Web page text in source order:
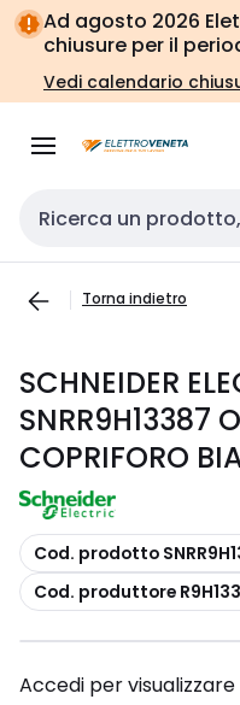
Vai alla
navigazione
Vai
alla
pagina
Ad agosto 2026
chiusure per il
Vedi calendario
Cerca input
Torna indietro
SCHNEIDER
SNRR9H13387
COPRIFORO
copia
Cod. prodotto
copia
Cod. produttore
Accedi per